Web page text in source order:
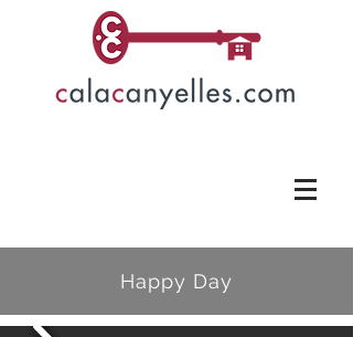
Happy Day